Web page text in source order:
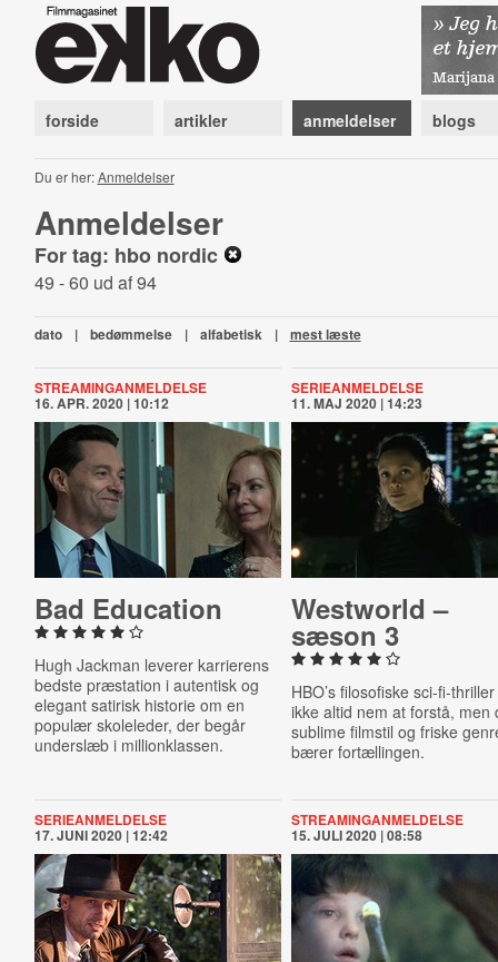
forside artikler anmeldelser blogs
Du er her:Anmeldelser
Anmeldelser
For tag: hbo nordic
49 - 60 ud af 94
dato | bedømmelse | alfabetisk | mest læste
STREAMINGANMELDELSE
16. APR. 2020 | 10:12
Bad Education
Hugh Jackman leverer karrierens
bedste præstation i autentisk og
elegant satirisk historie om en
populær skoleleder, der begår
underslæb i millionklassen.
SERIEANMELDELSE
11. MAJ 2020 | 14:23
Westworld –
sæson 3
HBO’s filosofiske sci-fi-
ikke altid nem at forstå, men
sublime filmstil og friske
bærer fortællingen.
SERIEANMELDELSE
17. JUNI 2020 | 12:42
STREAMINGANMELDELSE
15. JULI 2020 | 08:58